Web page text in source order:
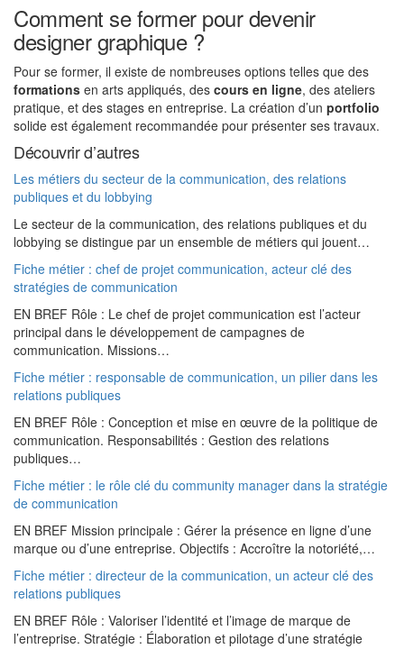
Comment se former pour devenir
designer graphique ?
Pour se former, il existe de nombreuses options telles que des
formations en arts appliqués, des cours en ligne, des ateliers
pratique, et des stages en entreprise. La création d’un portfolio
solide est également recommandée pour présenter ses travaux.
Découvrir d’autres
Les métiers du secteur de la communication, des relations
publiques et du lobbying
Le secteur de la communication, des relations publiques et du
lobbying se distingue par un ensemble de métiers qui jouent…
Fiche métier : chef de projet communication, acteur clé des
stratégies de communication
EN BREF Rôle : Le chef de projet communication est l’acteur
principal dans le développement de campagnes de
communication. Missions…
Fiche métier : responsable de communication, un pilier dans les
relations publiques
EN BREF Rôle : Conception et mise en œuvre de la politique de
communication. Responsabilités : Gestion des relations
publiques…
Fiche métier : le rôle clé du community manager dans la stratégie
de communication
EN BREF Mission principale : Gérer la présence en ligne d’une
marque ou d’une entreprise. Objectifs : Accroître la notoriété,…
Fiche métier : directeur de la communication, un acteur clé des
relations publiques
EN BREF Rôle : Valoriser l’identité et l’image de marque de
l’entreprise. Stratégie : Élaboration et pilotage d’une stratégie